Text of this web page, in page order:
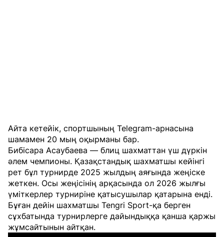
Айта кетейік, спортшының Telegram-арнасына
шамамен 20 мың оқырманы бар.
Бибісара Асаубаева — блиц шахматтан үш дүркін
әлем чемпионы. Қазақстандық шахматшы кейінгі
рет бұл турнирде 2025 жылдың аяғында жеңіске
жеткен. Осы жеңісінің арқасында ол 2026 жылғы
үміткерлер турниріне қатысушылар қатарына енді.
Бұған дейін шахматшы Tengri Sport-қа берген
сұхбатында турнирлерге дайындыққа қанша қаржы
жұмсайтынын айтқан.